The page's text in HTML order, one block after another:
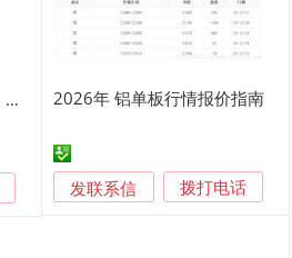
定制铝单板，氟碳铝单板，冲孔铝单板，木纹铝单板 2026年 铝单板行情报价指南
发联系信 拨打电话